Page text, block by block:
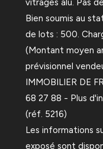
Bien soumis au
de lots : 500.
(Montant moyen
prévisionnel
IMMOBILIER DE
68 27 88 - Plus
(réf. 5216)
Les informations
exposé sont